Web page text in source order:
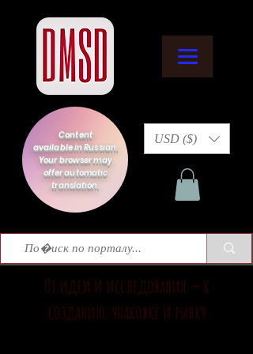
Content
available in Russian.
Your browser may
offer automatic
translation.
USD ($)
От идеи и исследования — к
созданию, упаковке и рынку